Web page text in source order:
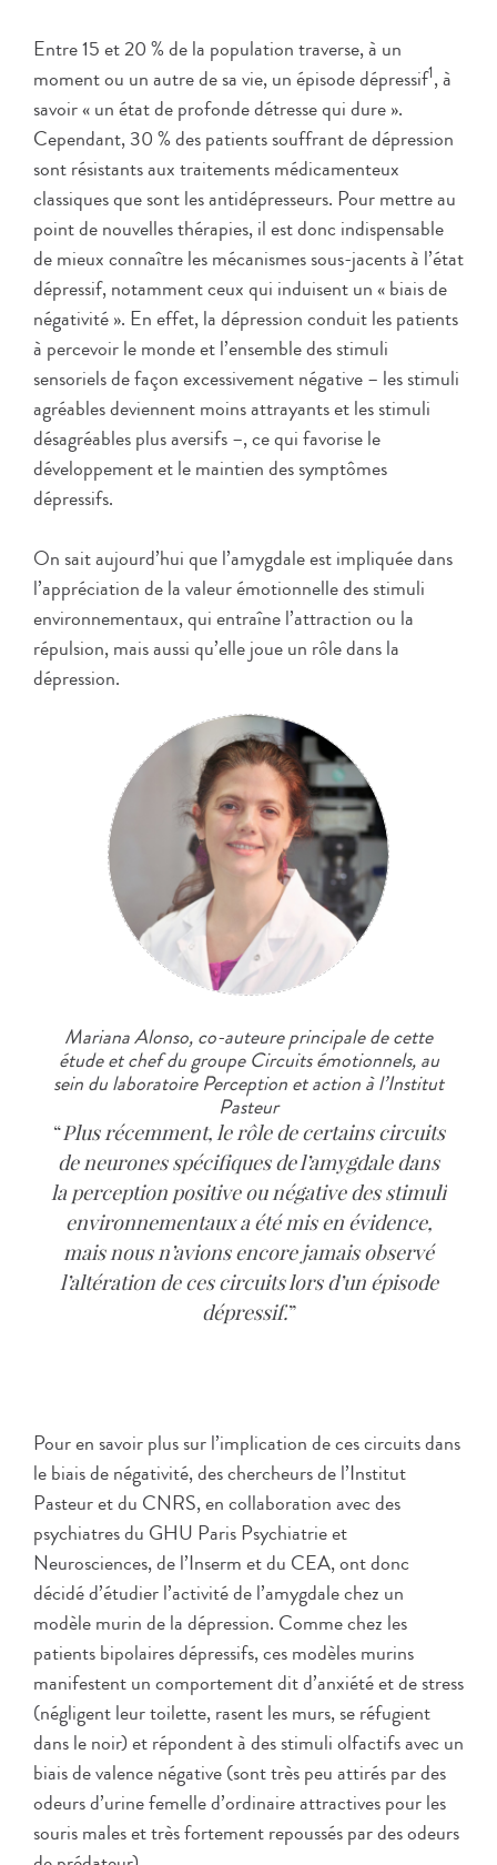
Entre 15 et 20 % de la population traverse, à un
moment ou un autre de sa vie, un épisode dépressif1, à
savoir « un état de profonde détresse qui dure ».
Cependant, 30 % des patients souffrant de dépression
sont résistants aux traitements médicamenteux
classiques que sont les antidépresseurs. Pour mettre au
point de nouvelles thérapies, il est donc indispensable
de mieux connaître les mécanismes sous-jacents à l’état
dépressif, notamment ceux qui induisent un « biais de
négativité ». En effet, la dépression conduit les patients
à percevoir le monde et l’ensemble des stimuli
sensoriels de façon excessivement négative – les stimuli
agréables deviennent moins attrayants et les stimuli
désagréables plus aversifs –, ce qui favorise le
développement et le maintien des symptômes
dépressifs.
On sait aujourd’hui que l’amygdale est impliquée dans
l’appréciation de la valeur émotionnelle des stimuli
environnementaux, qui entraîne l’attraction ou la
répulsion, mais aussi qu’elle joue un rôle dans la
dépression.
Mariana Alonso, co-auteure principale de cette
étude et chef du groupe Circuits émotionnels, au
sein du laboratoire Perception et action à l’Institut
Pasteur
Plus récemment, le rôle de certains circuits
de neurones spécifiques de l’amygdale dans
la perception positive ou négative des stimuli
environnementaux a été mis en évidence,
mais nous n’avions encore jamais observé
l’altération de ces circuits lors d’un épisode
dépressif.
Pour en savoir plus sur l’implication de ces circuits dans
le biais de négativité, des chercheurs de l’Institut
Pasteur et du CNRS, en collaboration avec des
psychiatres du GHU Paris Psychiatrie et
Neurosciences, de l’Inserm et du CEA, ont donc
décidé d’étudier l’activité de l’amygdale chez un
modèle murin de la dépression. Comme chez les
patients bipolaires dépressifs, ces modèles murins
manifestent un comportement dit d’anxiété et de stress
(négligent leur toilette, rasent les murs, se réfugient
dans le noir) et répondent à des stimuli olfactifs avec un
biais de valence négative (sont très peu attirés par des
odeurs d’urine femelle d’ordinaire attractives pour les
souris males et très fortement repoussés par des odeurs